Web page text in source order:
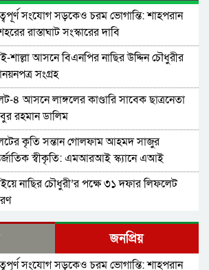
সংযোগ সড়কেও চরম ভোগান্তি: শাহপরান
রাস্তাঘাট সংস্কারের দাবি
শাল্লা আসনে বিএনপির নাছির উদ্দিন চৌধুরীর
সংগ্রহ
৪ আসনে লাঙ্গলের কাণ্ডারি সাবেক ছাত্রনেতা
রহমান ডালিম
কৃতি সন্তান গোলফাম আহমদ সাজুর
স্বীকৃতি: এমআরআই স্ক্যানে এআই
পিএইচডি অর্জন
নাছির চৌধুরী’র পক্ষে ৩১ দফার লিফলেট
বিএনপির ‘রাষ্ট্র কাঠামো মেরামত’ ৩১
লিফলেট বিতরণ ও গণসংযোগজনপ্রিয়
সংযোগ সড়কেও চরম ভোগান্তি: শাহপরান